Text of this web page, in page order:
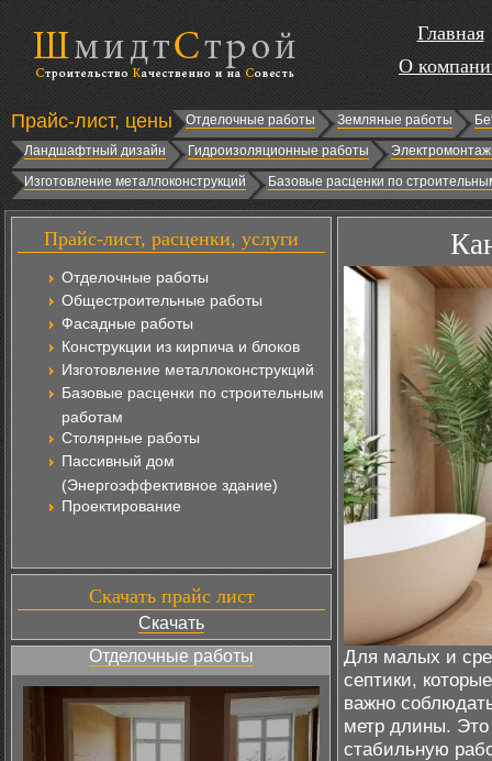
Главная
О
Прайс-лист, цены Отделочные работы Земляные работы
Ландшафтный дизайн
Гидроизоляционные работы
Изготовление металлоконструкций
Базовые расценки по
Прайс-лист, расценки, услуги
Отделочные работы
Общестроительные работы
Фасадные работы
Конструкции из кирпича и блоков
Изготовление металлоконструкций
Базовые расценки по строительным
работам
Столярные работы
Пассивный дом
(Энергоэффективное здание)
Проектирование
Скачать прайс лист
Скачать
Отделочные работы
Для малых и
септики,
важно
метр длины. Это
стабильную